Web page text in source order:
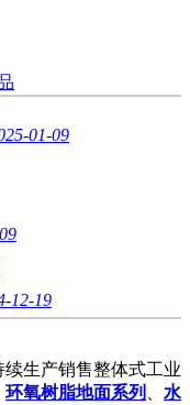
01-09
12-19
生产销售整体式工业
环氧树脂地面系列
水